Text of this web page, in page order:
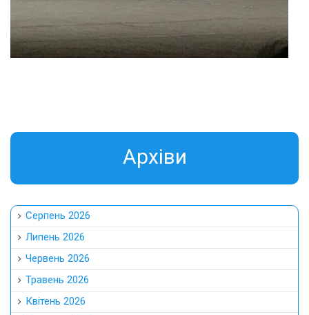
Aрхіви
Серпень 2026
Липень 2026
Червень 2026
Травень 2026
Квітень 2026